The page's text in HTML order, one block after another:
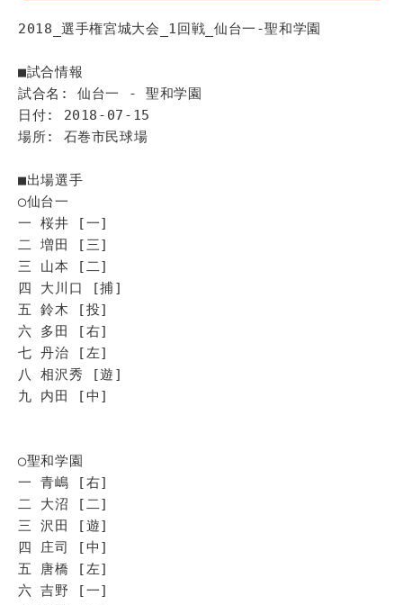
2018_選手権宮城大会_1回戦_仙台一-聖和学園
■試合情報
試合名: 仙台一 - 聖和学園
日付: 2018-07-15
場所: 石巻市民球場
■出場選手
◯仙台一
一 桜井 [一]
二 増田 [三]
三 山本 [二]
四 大川口 [捕]
五 鈴木 [投]
六 多田 [右]
七 丹治 [左]
八 相沢秀 [遊]
九 内田 [中]
◯聖和学園
一 青嶋 [右]
二 大沼 [二]
三 沢田 [遊]
四 庄司 [中]
五 唐橋 [左]
六 吉野 [一]